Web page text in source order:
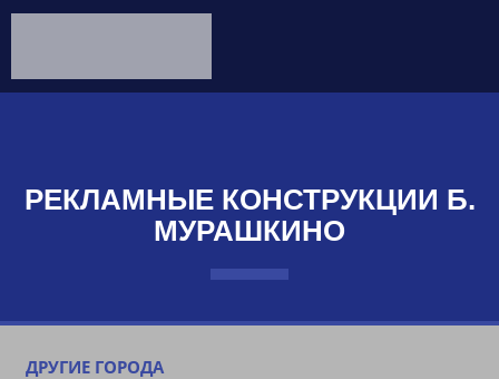
РЕКЛАМНЫЕ КОНСТРУКЦИИ Б.
МУРАШКИНО
ДРУГИЕ ГОРОДА